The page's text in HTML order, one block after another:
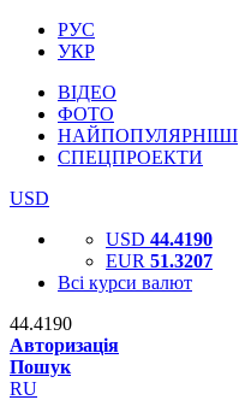
РУС
УКР
ВІДЕО
ФОТО
НАЙПОПУЛЯРНІШІ
СПЕЦПРОЕКТИ
USD
USD 44.4190
EUR 51.3207
Всі курси валют
44.4190
Авторизація
Пошук
RU